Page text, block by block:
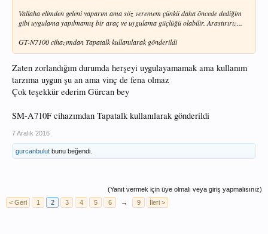
Vallaha elimden geleni yaparım ama söz veremem çünkü daha öncede dediğim
gibi uygulama yapılmamış bir araç ve uygulama güçlüğü olabilir. Arastırırız...
GT-N7100 cihazımdan Tapatalk kullanılarak gönderildi
Zaten zorlandığım durumda herşeyi uygulayamamak ama kullanım
tarzıma uygun şu an ama vinç de fena olmaz
Çok teşekkür ederim Gürcan bey
SM-A710F cihazımdan Tapatalk kullanılarak gönderildi
7 Aralık 2016
gurcanbulut bunu beğendi.
(Yanıt vermek için üye olmalı veya giriş yapmalısınız)
< Geri
1 2 3 4 5 6 → 9 İleri >